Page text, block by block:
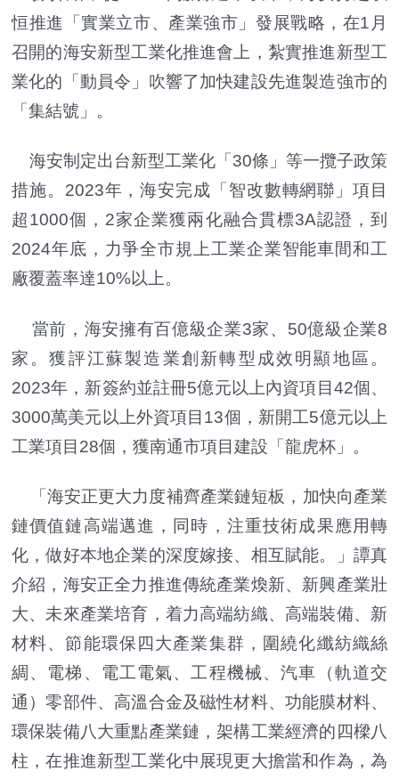
恒推進「實業立市、產業強市」發展戰略，在1月
召開的海安新型工業化推進會上，紮實推進新型工
業化的「動員令」吹響了加快建設先進製造強市的
「集結號」。
海安制定出台新型工業化「30條」等一攬子政策
措施。2023年，海安完成「智改數轉網聯」項目
超1000個，2家企業獲兩化融合貫標3A認證，到
2024年底，力爭全市規上工業企業智能車間和工
廠覆蓋率達10%以上。
當前，海安擁有百億級企業3家、50億級企業8
家。獲評江蘇製造業創新轉型成效明顯地區。
2023年，新簽約並註冊5億元以上內資項目42個、
3000萬美元以上外資項目13個，新開工5億元以上
工業項目28個，獲南通市項目建設「龍虎杯」。
「海安正更大力度補齊產業鏈短板，加快向產業
鏈價值鏈高端邁進，同時，注重技術成果應用轉
化，做好本地企業的深度嫁接、相互賦能。」譚真
介紹，海安正全力推進傳統產業煥新、新興產業壯
大、未來產業培育，着力高端紡織、高端裝備、新
材料、節能環保四大產業集群，圍繞化纖紡織絲
綢、電梯、電工電氣、工程機械、汽車（軌道交
通）零部件、高溫合金及磁性材料、功能膜材料、
環保裝備八大重點產業鏈，架構工業經濟的四樑八
柱，在推進新型工業化中展現更大擔當和作為，為